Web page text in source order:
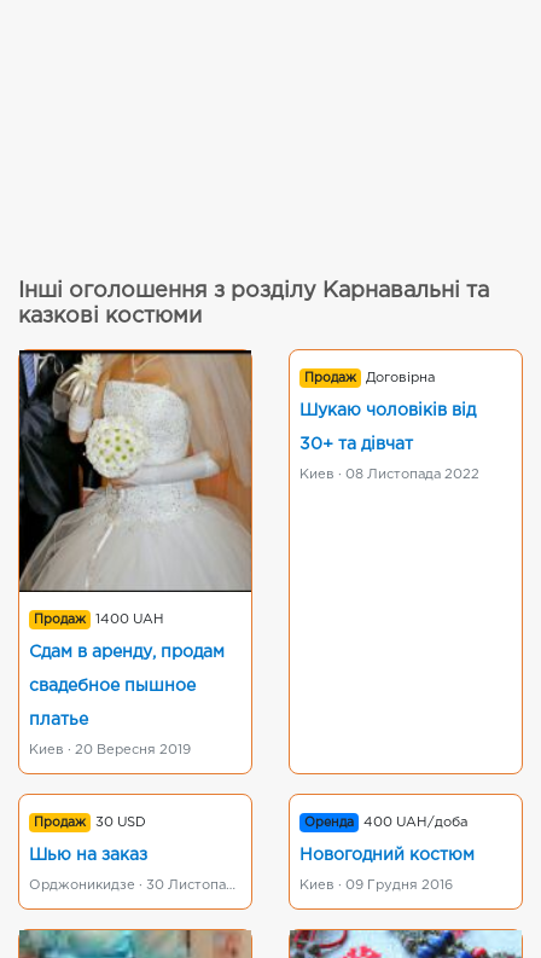
Інші оголошення з розділу Карнавальні та
казкові костюми
Продаж 1400 UAH
Сдам в аренду, продам
свадебное пышное
платье
Киев · 20 Вересня 2019
Продаж Договірна
Шукаю чоловіків від
30+ та дівчат
Киев · 08 Листопада 2022
Продаж 30 USD
Шью на заказ
Орджоникидзе · 30 Листопада 2017
Оренда 400 UAH/доба
Новогодний костюм
Киев · 09 Грудня 2016